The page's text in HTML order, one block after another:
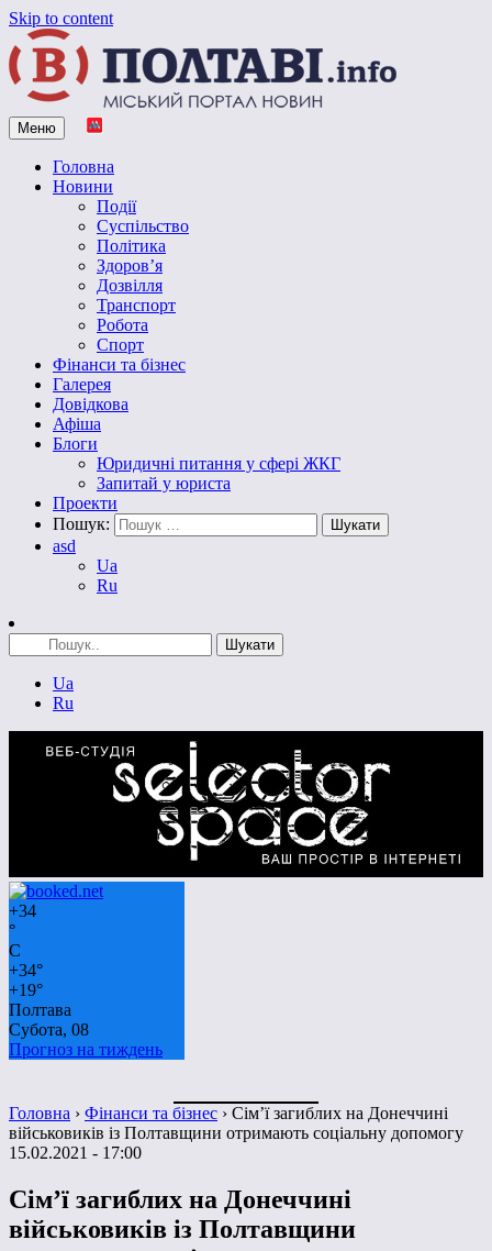
Skip to content
Vpoltave.info
Полтавський портал новин
Меню
Головна
Новини
Події
Суспільство
Політика
Здоров’я
Дозвілля
Транспорт
Робота
Спорт
Фінанси та бізнес
Галерея
Довідкова
Афіша
Блоги
Юридичні питання у сфері ЖКГ
Запитай у юриста
Проекти
Пошук:
asd
Ua
Ru
Ua
Ru
+34
°
C
+34°
+19°
Полтава
Субота, 08
Прогноз на тиждень
Головна › Фінанси та бізнес › Сім’ї загиблих на Донеччині
військовиків із Полтавщини отримають соціальну допомогу
15.02.2021 - 17:00
Сім’ї загиблих на Донеччині
військовиків із Полтавщини